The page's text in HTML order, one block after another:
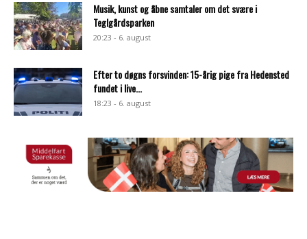
Musik, kunst og åbne samtaler om det svære i
Teglgårdsparken
20:23 - 6. august
Efter to døgns forsvinden: 15-årig pige fra Hedensted
fundet i live...
18:23 - 6. august